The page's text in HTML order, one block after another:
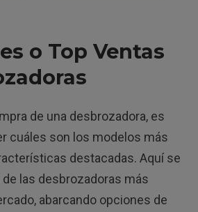
o Top Ventas
de una desbrozadora, es
cuáles son los modelos más
destacadas. Aquí se
las desbrozadoras más
abarcando opciones de